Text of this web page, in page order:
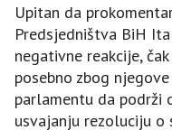
Upitan da
Predsjedništva BiH
negativne reakcije,
posebno zbog
parlamentu da podrži
usvajanju rezoluciju